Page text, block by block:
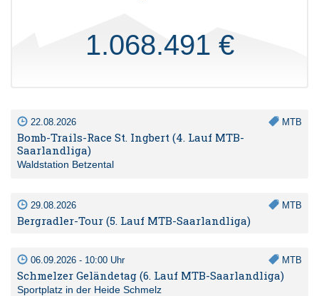
1.068.491 €
22.08.2026 MTB
Bomb-Trails-Race St. Ingbert (4. Lauf MTB-
Saarlandliga)
Waldstation Betzental
29.08.2026 MTB
Bergradler-Tour (5. Lauf MTB-Saarlandliga)
06.09.2026 - 10:00 Uhr MTB
Schmelzer Geländetag (6. Lauf MTB-Saarlandliga)
Sportplatz in der Heide Schmelz